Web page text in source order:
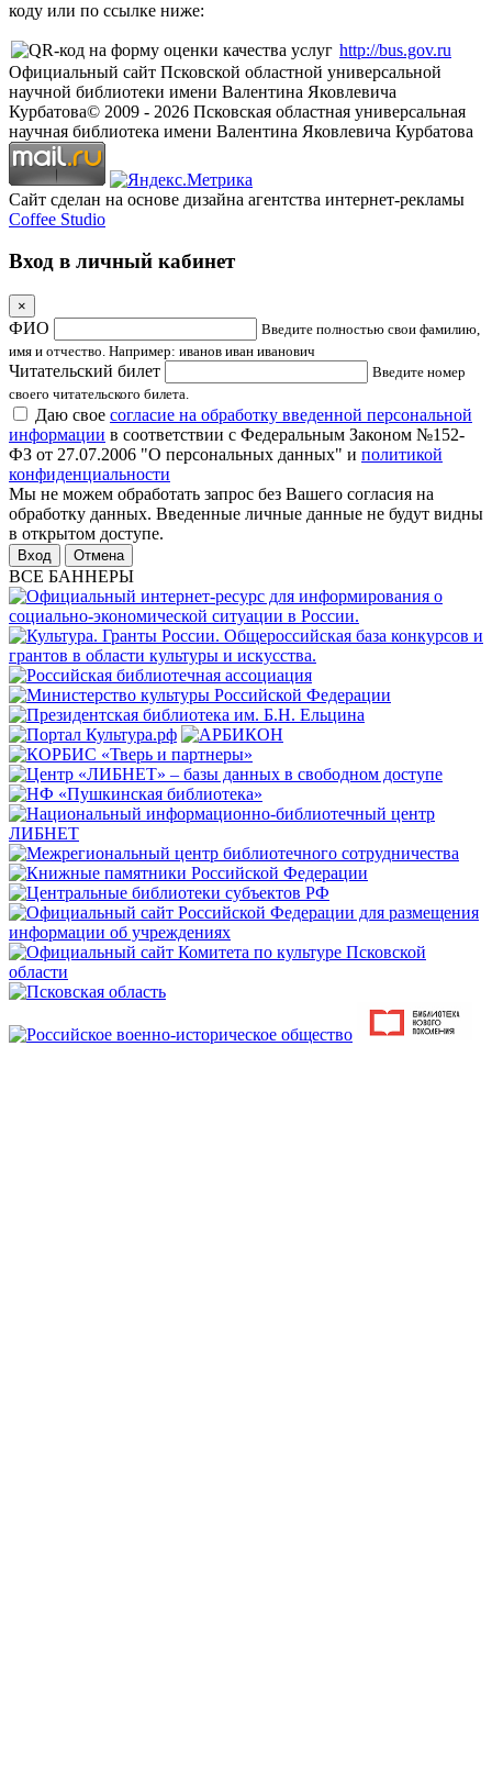
коду или по ссылке ниже:
http://bus.gov.ru
Официальный сайт Псковской областной универсальной
научной библиотеки имени Валентина Яковлевича
Курбатова© 2009 - 2026 Псковская областная универсальная
научная библиотека имени Валентина Яковлевича Курбатова
Сайт сделан на основе дизайна агентства интернет-рекламы
Coffee Studio
Вход в личный кабинет
×
ФИО
Введите полностью свои фамилию,
имя и отчество. Например: иванов иван иванович
Читательский билет
Введите номер
своего читательского билета.
Даю свое согласие на обработку введенной персональной
информации в соответствии с Федеральным Законом №152-
ФЗ от 27.07.2006 "О персональных данных" и политикой
конфиденциальности
Мы не можем обработать запрос без Вашего согласия на
обработку данных. Введенные личные данные не будут видны
в открытом доступе.
Отмена
ВСЕ БАННЕРЫ